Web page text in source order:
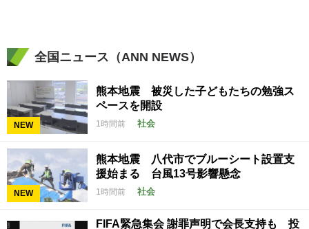
全国ニュース（ANN NEWS）
NEW
熊本地震 被災した子どもたちの勉強ス
ペースを開設
1時間前 社会
NEW
熊本地震 八代市でブルーシート設置支
援始まる 台風13号影響懸念
1時間前 社会
FIFA緊急集会 謝罪声明で会長支持も 投